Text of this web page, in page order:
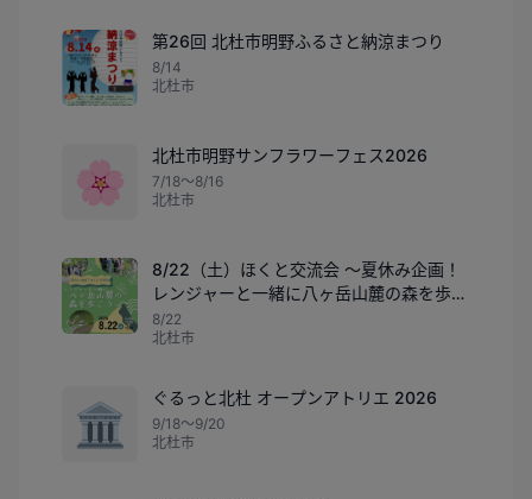
第26回 北杜市明野ふるさと納涼まつり
8/14
北杜市
🌸
北杜市明野サンフラワーフェス2026
7/18〜8/16
北杜市
8/22（土）ほくと交流会 〜夏休み企画！
レンジャーと一緒に八ヶ岳山麓の森を歩こ
う〜
8/22
北杜市
🏛️
ぐるっと北杜 オープンアトリエ 2026
9/18〜9/20
北杜市